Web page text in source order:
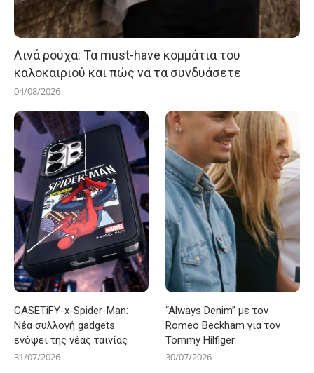
Λινά ρούχα: Τα must-have κομμάτια του
καλοκαιριού και πώς να τα συνδυάσετε
04/08/2026
CASETiFY-x-Spider-Man:
Νέα συλλογή gadgets
ενόψει της νέας ταινίας
31/07/2026
“Always Denim” με τον
Romeo Beckham για τον
Tommy Hilfiger
30/07/2026